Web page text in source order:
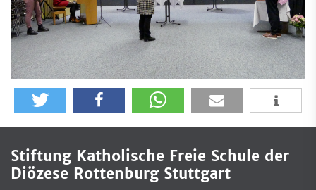
Stiftung Katholische Freie Schule der
Diözese Rottenburg Stuttgart